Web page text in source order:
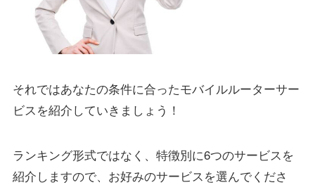
それではあなたの条件に合ったモバイルルーターサー
ビスを紹介していきましょう！
ランキング形式ではなく、特徴別に6つのサービスを
紹介しますので、お好みのサービスを選んでくださ